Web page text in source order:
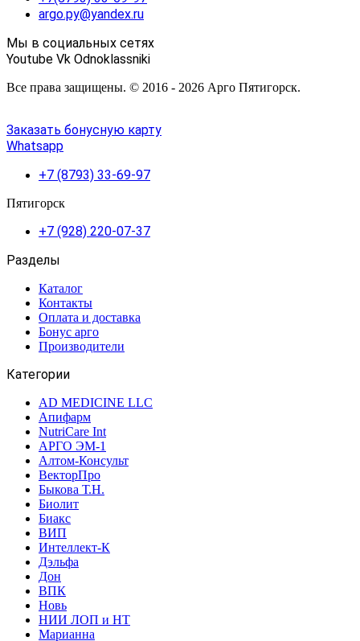
argo.py@yandex.ru
Мы в социальных сетях
Youtube Vk Odnoklassniki
Все права защищены. © 2016 - 2026 Арго Пятигорск.
Заказать бонусную карту
Whatsapp
+7 (8793) 33-69-97
Пятигорск
+7 (928) 220-07-37
Разделы
Каталог
Контакты
Оплата и доставка
Бонус арго
Производители
Категории
AD MEDICINE LLC
Апифарм
NutriCare Int
АРГО ЭМ-1
Алтом-Консульт
ВекторПро
Быкова Т.Н.
Биолит
Биакс
ВИП
Интеллект-К
Дэльфа
Дон
ВПК
Новь
НИИ ЛОП и НТ
Марианна